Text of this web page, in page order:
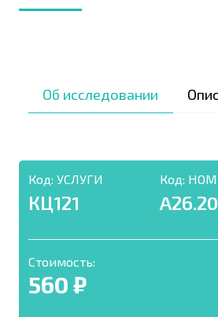
Об исследовании
Код: УСЛУГИ
КЦ121
Код:
Стоимость:
560 ₽